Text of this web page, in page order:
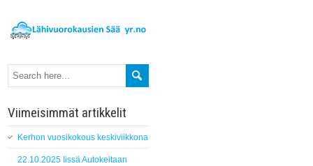
Viimeisimmät artikkelit
Kerhon vuosikokous keskiviikkona
22.10.2025 Iissä Autokeitaan